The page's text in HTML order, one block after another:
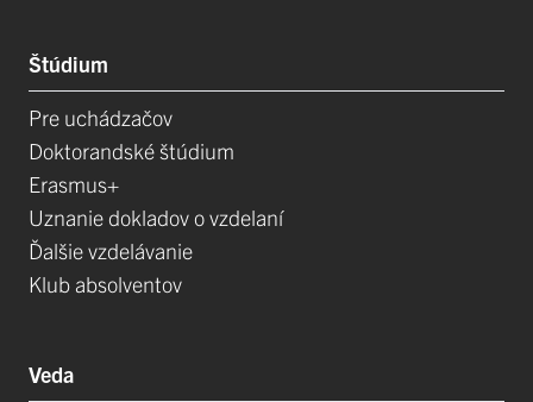
Štúdium
Pre uchádzačov
Doktorandské štúdium
Erasmus+
Uznanie dokladov o vzdelaní
Ďalšie vzdelávanie
Klub absolventov
Veda